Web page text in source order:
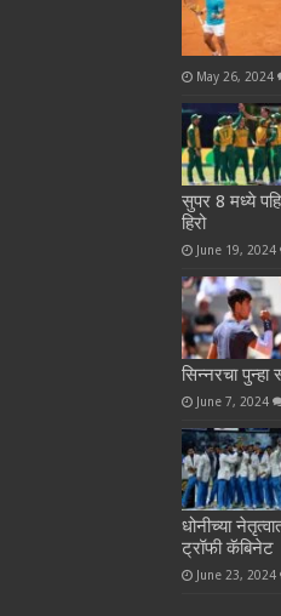
May 26, 2024
सुपर 8 मध्ये
हिरो
June 19, 2024
सिन्नरचा पुन्हा
June 7, 2024
धोनीच्या
ट्रॉफी कॅबिनेट
June 23, 2024